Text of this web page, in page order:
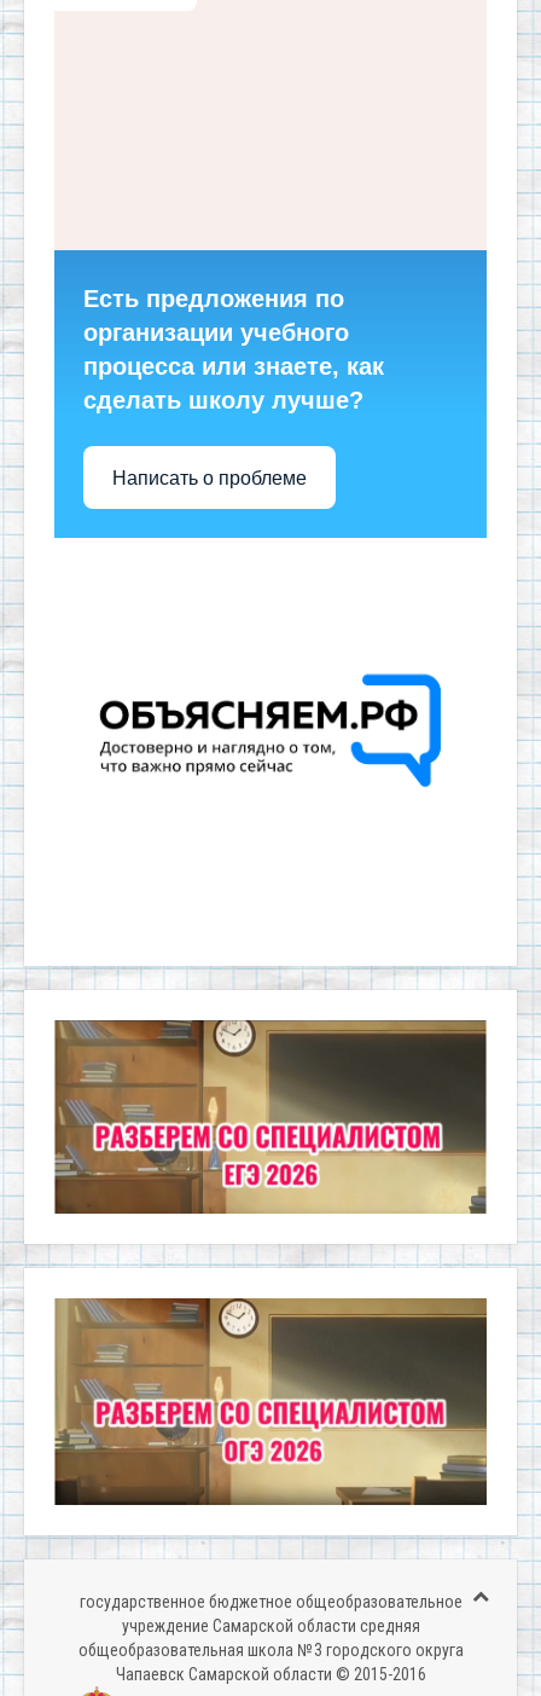
Есть предложения по
организации учебного
процесса или знаете, как
сделать школу лучше?
Написать о проблеме
государственное бюджетное общеобразовательное
учреждение Самарской области средняя
общеобразовательная школа № 3 городского округа
Чапаевск Самарской области © 2015-2016